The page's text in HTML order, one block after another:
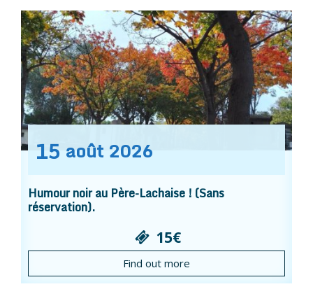
15 août 2026
Humour noir au Père-Lachaise ! (Sans
réservation).
15€
Find out more